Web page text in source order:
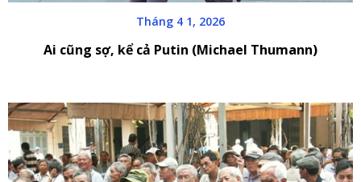
Tháng 4 1, 2026
Ai cũng sợ, kể cả Putin (Michael Thumann)